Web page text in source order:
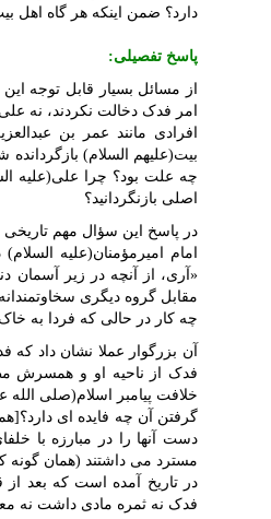
دارد؟ ضمن اینکه هر گاه اهل
پاسخ تفصیلی:
از مسائل بسیار قابل توجه
امر فدک دخالت نکردند، نه
افرادی مانند عمر بن
بیت(علیهم السلام)
چه علت بود؟ چرا علی(علیه
اصلی بازنگردانید؟
در پاسخ این سؤال مهم تاریخی
امام امیرمؤمنان(علیه
«آری، از آنچه در زیر آسمان
مقابل گروه دیگری
چه کار در حالی که فردا به
آن بزرگوار عملا نشان داد
فدک از ناحیه او و همسرش
خلافت پیامبر اسلام(صلی الله
گرفتن آن چه فایده ای
دست آنها را در مبارزه با
مسترد می داشتند (همان
در تاریخ آمده است که بعد
فدک نه ثمره مادی داشت نه